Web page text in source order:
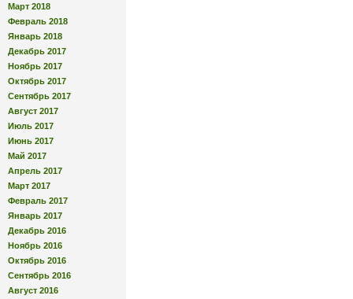
Март 2018
Февраль 2018
Январь 2018
Декабрь 2017
Ноябрь 2017
Октябрь 2017
Сентябрь 2017
Август 2017
Июль 2017
Июнь 2017
Май 2017
Апрель 2017
Март 2017
Февраль 2017
Январь 2017
Декабрь 2016
Ноябрь 2016
Октябрь 2016
Сентябрь 2016
Август 2016